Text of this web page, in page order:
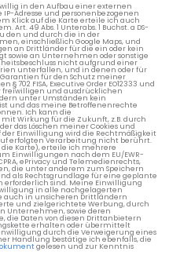
in den Aufbau einer externen
Adresse und personenbezogenen
Klick auf die Karte erteile ich auch
49 Abs. 1 Unterabs. 1 Buchst. a DS-
den und durch die in der
einschließlich Google Maps, und
an Drittländer für die ein oder kein
sowie an Unternehmen oder sonstige
nicht aufgrund einer
unterfallen, und in denen oder für
für den Schutz meiner
702 FISA, Executive Order EO12333 und
freiwilligen und ausdrücklichen
unter Umständen kein
und das meine Betroffenenrechte
Ich kann die
Wirkung für die Zukunft, z.B. durch
das Löschen meiner Cookies und
der Einwilligung wird die Rechtmäßigkeit
erfolgten Verarbeitung nicht berührt.
Karte), erteile ich mehrere
Einwilligungen nach dem EU/EWR-
ePrivacy und Telemedienrechts,
die unter anderem zum Speichern
als Rechtsgrundlage für eine geplante
erforderlich sind. Meine Einwilligung
in alle nachgelagerten
auch in unsicheren Drittländern
und zielgerichtete Werbung, durch
Unternehmen, sowie deren
die Daten von diesen Drittanbietern
erhalten oder übermittelt
durch die Verweigerung eines
Handlung bestätige ich ebenfalls, die
gelesen und zur Kenntnis